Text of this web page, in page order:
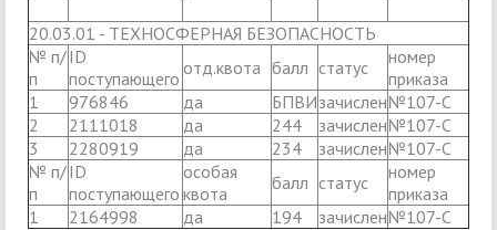
20.03.01 - ТЕХНОСФЕРНАЯ БЕЗОПАСНОСТЬ
№ п/
п
ID
поступающего отд.квота балл статус
номер
приказа
1
976846 да БПВИзачислен№107-С
2
2111018 да 244 зачислен№107-С
3
2280919 да 234 зачислен№107-С
№ п/
п
ID
поступающего
особая
квота
балл статус
номер
приказа
1
2164998 да 194 зачислен№107-С